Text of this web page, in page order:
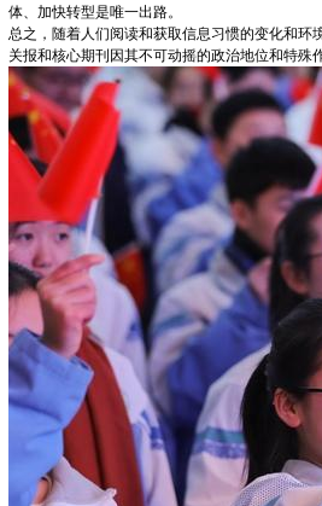
体、加快转型是唯一出路。
总之，随着人们阅读和获取信息习惯的变化和环
关报和核心期刊因其不可动摇的政治地位和特殊